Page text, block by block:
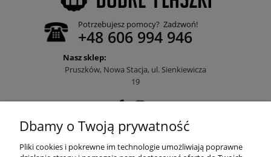
Potrzebujesz pomocy? Zadzwoń!
+48 606 994 946
Nasz sklep:
Pruszków, Nowa Stacja, ul. Sienkiewicza
19
POMOC
Dbamy o Twoją prywatność
Pliki cookies i pokrewne im technologie umożliwiają poprawne